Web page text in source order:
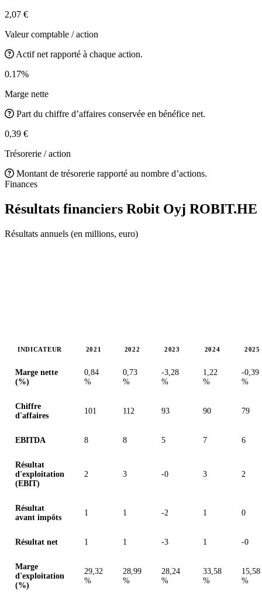
2,07 €
Valeur comptable / action
Actif net rapporté à chaque action.
0.17%
Marge nette
Part du chiffre d’affaires conservée en bénéfice net.
0,39 €
Trésorerie / action
Montant de trésorerie rapporté au nombre d’actions.
Finances
Résultats financiers Robit Oyj ROBIT.HE
Résultats annuels (en millions, euro)
INDICATEUR 2021 2022 2023 2024 2025
Marge nette
(%)
0,84
%
0,73
%
-3,28
%
1,22
%
-0,39
%
Chiffre
d'affaires
101 112 93 90 79
EBITDA 8 8 5 7 6
Résultat
d'exploitation
(EBIT)
2 3 -0 3 2
Résultat
avant impôts
1 1 -2 1 0
Résultat net 1 1 -3 1 -0
Marge
d'exploitation
(%)
29,32
%
28,99
%
28,24
%
33,58
%
15,58
%